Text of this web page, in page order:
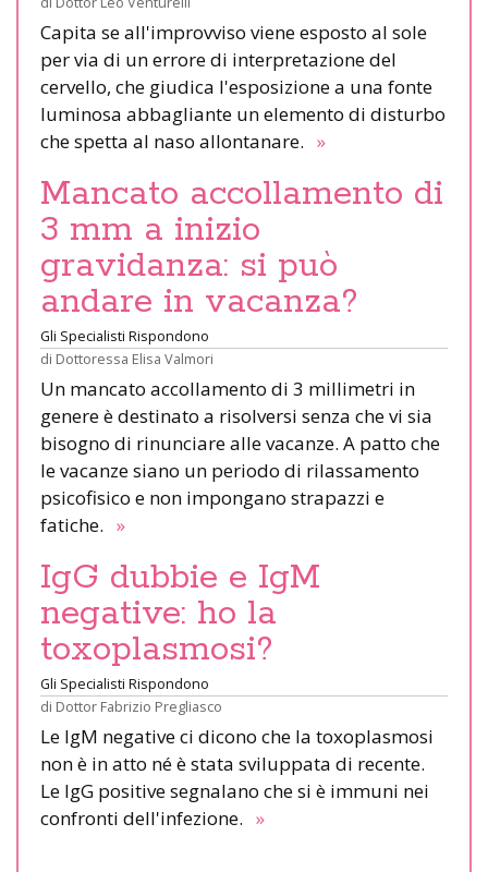
Capita se all'improvviso viene esposto al sole
per via di un errore di interpretazione del
cervello, che giudica l'esposizione a una fonte
luminosa abbagliante un elemento di disturbo
che spetta al naso allontanare. »
Mancato accollamento di
3 mm a inizio
gravidanza: si può
andare in vacanza?
Gli Specialisti Rispondono
di Dottoressa Elisa Valmori
Un mancato accollamento di 3 millimetri in
genere è destinato a risolversi senza che vi sia
bisogno di rinunciare alle vacanze. A patto che
le vacanze siano un periodo di rilassamento
psicofisico e non impongano strapazzi e
fatiche. »
IgG dubbie e IgM
negative: ho la
toxoplasmosi?
Gli Specialisti Rispondono
di Dottor Fabrizio Pregliasco
Le IgM negative ci dicono che la toxoplasmosi
non è in atto né è stata sviluppata di recente.
Le IgG positive segnalano che si è immuni nei
confronti dell'infezione. »